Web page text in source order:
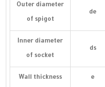
de
Outer diameter
of spigot
ds
Inner diameter
of socket
e
Wall thickness